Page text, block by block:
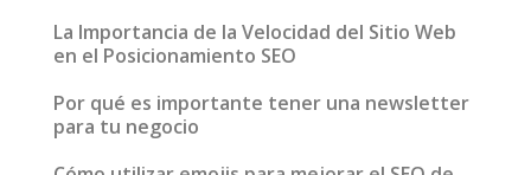
La Importancia de la Velocidad del Sitio Web
en el Posicionamiento SEO
Por qué es importante tener una newsletter
para tu negocio